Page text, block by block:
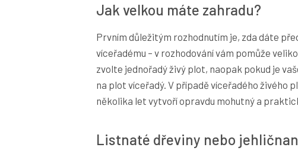
Jak velkou máte zahradu?
Prvním důležitým rozhodnutím je, zda dáte
víceřadému – v rozhodování vám pomůže
zvolte jednořadý živý plot, naopak pokud je
na plot víceřadý. V případě víceřadého živého
několika let vytvoří opravdu mohutný a
Listnaté dřeviny nebo